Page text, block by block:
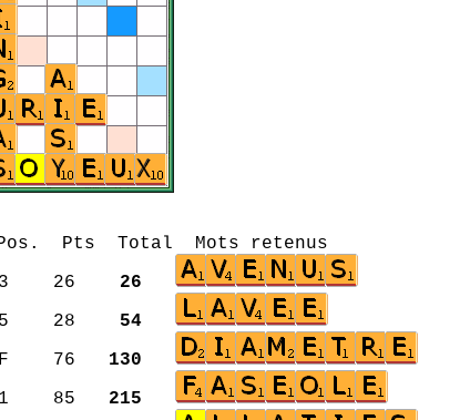
Total Mots retenus
26 26
28 54
76 130
85 215